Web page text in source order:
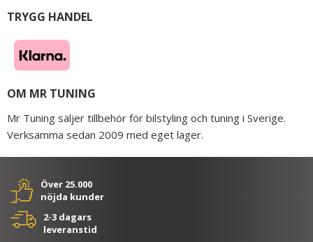
TRYGG HANDEL
OM MR TUNING
Mr Tuning säljer tillbehör för bilstyling och tuning i Sverige.
Verksamma sedan 2009 med eget lager.
Över 25.000
nöjda kunder
2-3 dagars
leveranstid